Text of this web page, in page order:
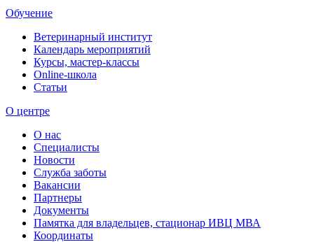
Обучение
Ветеринарный институт
Календарь мероприятий
Курсы, мастер-классы
Online-школа
Статьи
О центре
О нас
Специалисты
Новости
Служба заботы
Вакансии
Партнеры
Документы
Памятка для владельцев, стационар ИВЦ МВА
Координаты